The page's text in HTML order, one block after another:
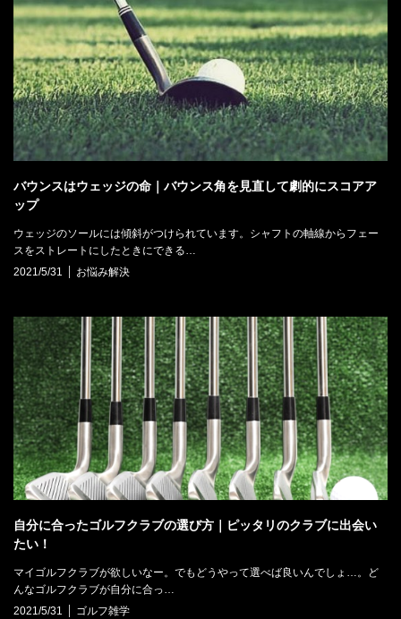
バウンスはウェッジの命｜バウンス角を見直して劇的にスコアア
ップ
ウェッジのソールには傾斜がつけられています。シャフトの軸線からフェー
スをストレートにしたときにできる…
2021/5/31
お悩み解決
自分に合ったゴルフクラブの選び方｜ピッタリのクラブに出会い
たい！
マイゴルフクラブが欲しいなー。でもどうやって選べば良いんでしょ…。ど
んなゴルフクラブが自分に合っ…
2021/5/31
ゴルフ雑学